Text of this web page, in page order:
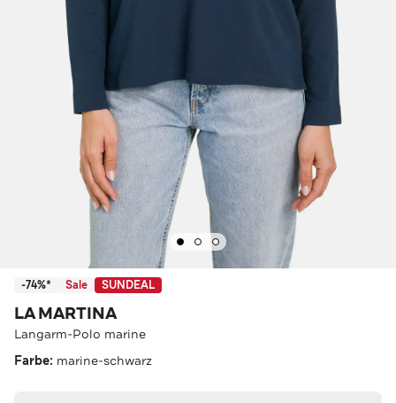
-74%* Sale SUNDEAL
LA MARTINA
Langarm-Polo marine
Farbe: marine-schwarz